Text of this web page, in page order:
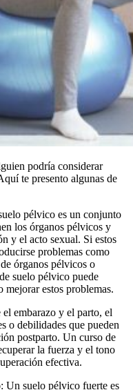
podría considerar
te presento algunas de
pélvico es un conjunto
los órganos pélvicos y
y el acto sexual. Si estos
problemas como
órganos pélvicos o
suelo pélvico puede
mejorar estos problemas.
embarazo y el parto, el
o debilidades que pueden
postparto. Un curso de
la fuerza y el tono
efectiva.
Un suelo pélvico fuerte es